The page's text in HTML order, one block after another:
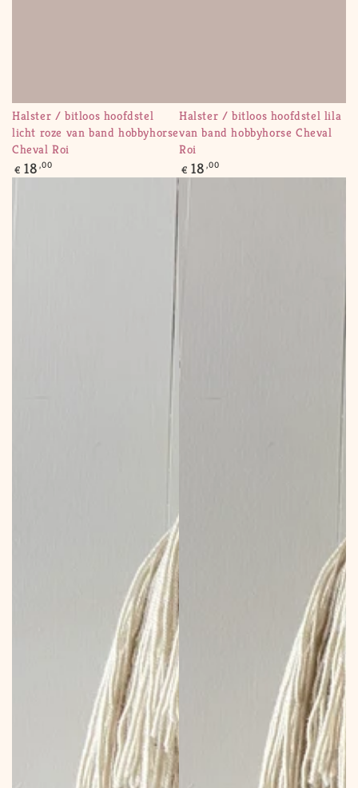
Halster / bitloos hoofdstel
licht roze van band hobbyhorse
Cheval Roi
Regular
price
€ 18 ,00
Halster / bitloos hoofdstel lila
van band hobbyhorse Cheval
Roi
Regular
price
€ 18 ,00